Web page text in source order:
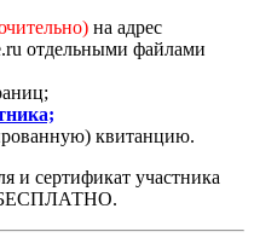
на адрес
отдельными файлами
квитанцию.
и сертификат участника
БЕСПЛАТНО.